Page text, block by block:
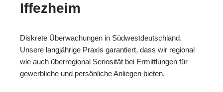
Iffezheim
Diskrete Überwachungen in Südwestdeutschland.
Unsere langjährige Praxis garantiert, dass wir regional
wie auch überregional Seriosität bei Ermittlungen für
gewerbliche und persönliche Anliegen bieten.